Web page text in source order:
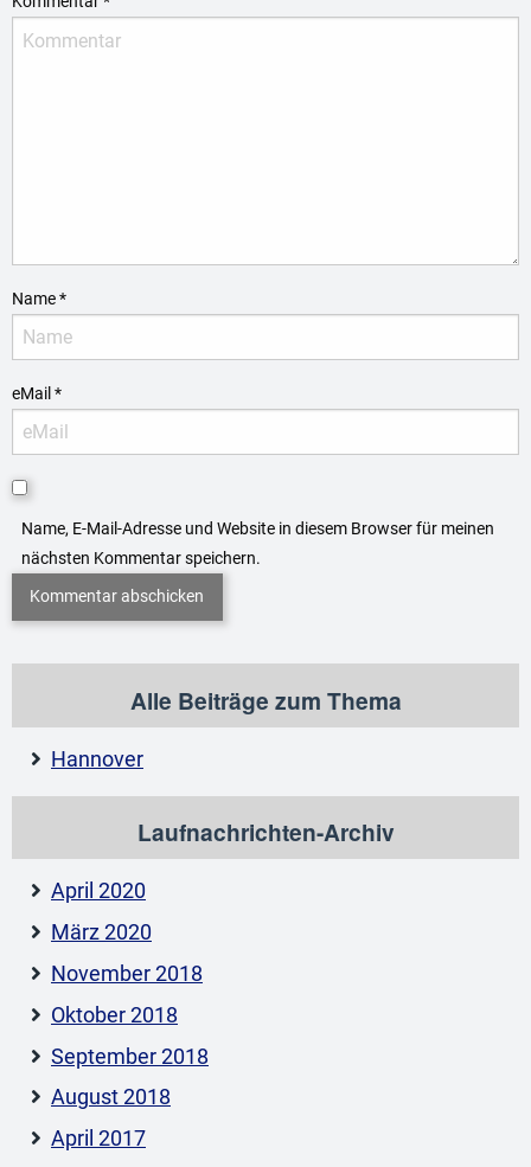
Name*
eMail *
Name, E-Mail-Adresse und Website in diesem Browser für meinen
nächsten Kommentar speichern.
Alle Beiträge zum Thema
Hannover
Laufnachrichten-Archiv
April 2020
März 2020
November 2018
Oktober 2018
September 2018
August 2018
April 2017